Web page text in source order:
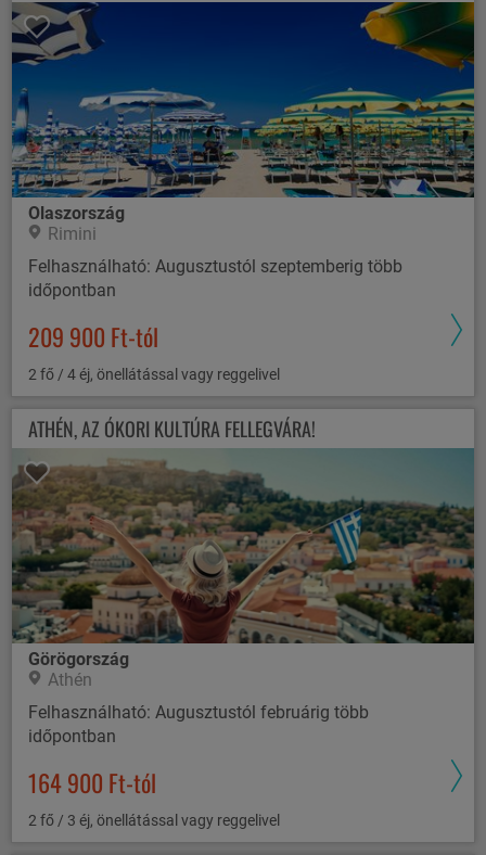
Olaszország
Rimini
Felhasználható: Augusztustól szeptemberig több
időpontban
209 900 Ft-tól
2 fő / 4 éj, önellátással vagy reggelivel
ATHÉN, AZ ÓKORI KULTÚRA FELLEGVÁRA!
Görögország
Athén
Felhasználható: Augusztustól februárig több
időpontban
164 900 Ft-tól
2 fő / 3 éj, önellátással vagy reggelivel